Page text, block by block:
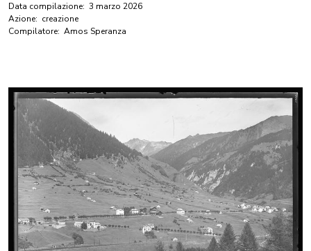
Data compilazione: 3 marzo 2026
Azione: creazione
Compilatore: Amos Speranza